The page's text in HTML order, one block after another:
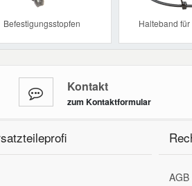
Befestigungsstopfen Halteband
Kontakt
zum Kontaktformular
AGB